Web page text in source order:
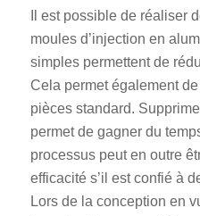
Il est possible de réaliser
moules d’injection en
simples permettent de
Cela permet également
pièces standard.
permet de gagner du
processus peut en outre
efficacité s’il est confié à
Lors de la conception en